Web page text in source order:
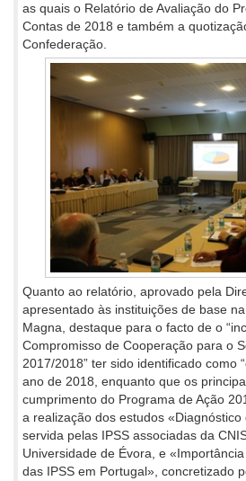
as quais o Relatório de Avaliação do
Contas de 2018 e também a
Confederação.
Quanto ao relatório, aprovado pela
apresentado às instituições de base
Magna, destaque para o facto de o
Compromisso de Cooperação para o
2017/2018” ter sido identificado como
ano de 2018, enquanto que os
cumprimento do Programa de Ação
a realização dos estudos
servida pelas IPSS associadas da
Universidade de Évora, e
das IPSS em Portugal», concretizado